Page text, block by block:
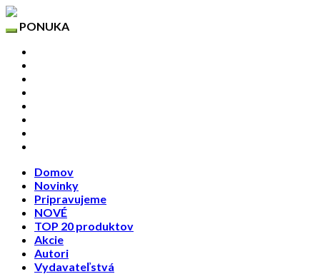
PONUKA
Domov
Novinky
Pripravujeme
NOVÉ
TOP 20 produktov
Akcie
Autori
Vydavateľstvá